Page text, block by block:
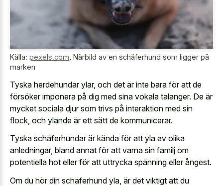
Källa: pexels.com Närbild av en schäferhund som ligger på
marken
Tyska herdehundar ylar, och det är inte bara för att de
försöker imponera på dig med sina vokala talanger. De är
mycket sociala djur som trivs på interaktion med sin
flock, och ylande är ett sätt de kommunicerar.
Tyska schäferhundar är kända för att yla av olika
anledningar, bland annat för att varna sin familj om
potentiella hot eller för att uttrycka spänning eller ångest.
Om du hör din schäferhund yla, är det viktigt att du